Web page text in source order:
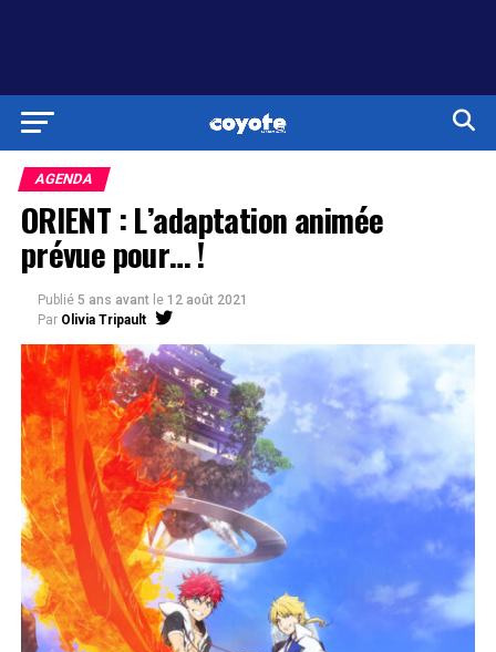
AGENDA
ORIENT : L’adaptation animée
prévue pour… !
Publié 5 ans avant le 12 août 2021
Par Olivia Tripault